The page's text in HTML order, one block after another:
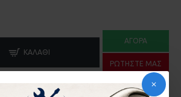
ΚΑΛΆΘΙ
ΑΓΟΡΆ
ΡΩΤΉΣΤΕ ΜΑΣ